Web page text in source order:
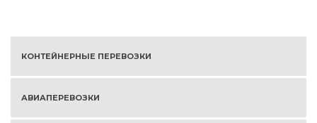
КОНТЕЙНЕРНЫЕ ПЕРЕВОЗКИ
АВИАПЕРЕВОЗКИ